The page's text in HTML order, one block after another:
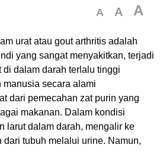
A A A
urat atau gout arthritis adalah
yang sangat menyakitkan, terjadi
di dalam darah terlalu tinggi
manusia secara alami
dari pemecahan zat purin yang
makanan. Dalam kondisi
larut dalam darah, mengalir ke
tubuh melalui urine. Namun,